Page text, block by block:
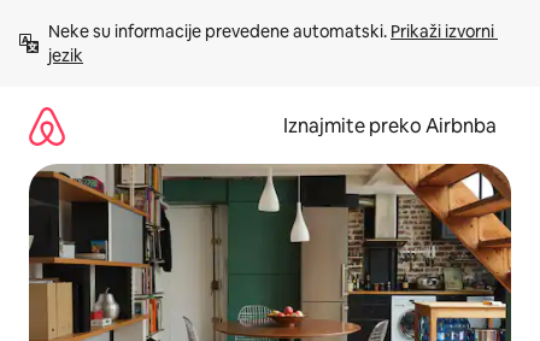
sadržaj
Neke su informacije prevedene automatski. Prikaži izvorni
jezik
Iznajmite preko Airbnba